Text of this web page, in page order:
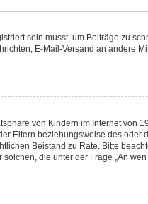
sein musst, um Beiträge zu
E-Mail-Versand an andere
von Kindern im Internet von
Eltern beziehungsweise des oder
Beistand zu Rate. Bitte
die unter der Frage „An